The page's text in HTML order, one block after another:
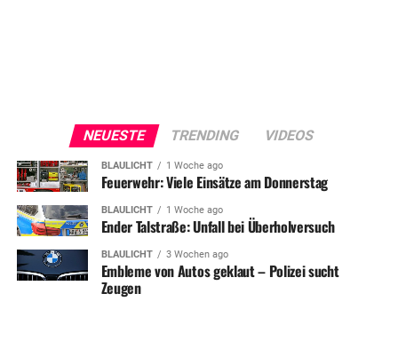
NEUESTE TRENDING VIDEOS
BLAULICHT 1 Woche ago
Feuerwehr: Viele Einsätze am Donnerstag
BLAULICHT 1 Woche ago
Ender Talstraße: Unfall bei Überholversuch
BLAULICHT 3 Wochen ago
Embleme von Autos geklaut – Polizei sucht
Zeugen